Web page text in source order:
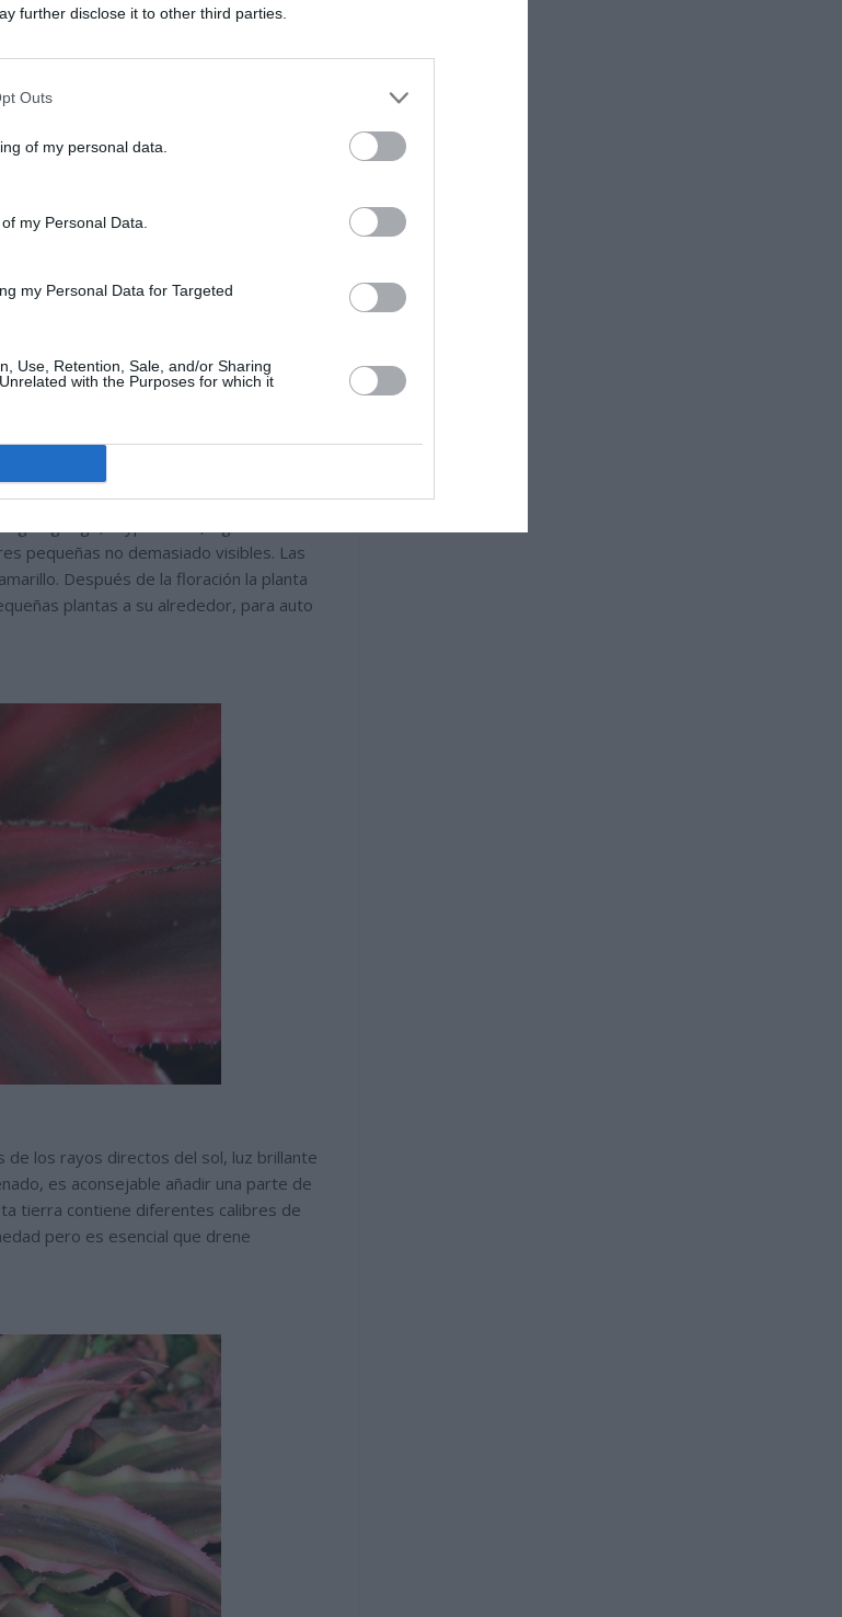
further disclose it to other third parties.
Outs
of my personal data.
my Personal Data.
my Personal Data for Targeted
Use, Retention, Sale, and/or Sharing
with the Purposes for which it
griego, Cryptanthus, significa flores
pequeñas no demasiado visibles. Las
Después de la floración la planta
plantas a su alrededor, para auto
de los rayos directos del sol, luz brillante
es aconsejable añadir una parte de
tierra contiene diferentes calibres de
pero es esencial que drene